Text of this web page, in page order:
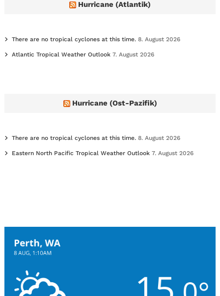
Hurricane (Atlantik)
There are no tropical cyclones at this time. 8. August 2026
Atlantic Tropical Weather Outlook 7. August 2026
Hurricane (Ost-Pazifik)
There are no tropical cyclones at this time. 8. August 2026
Eastern North Pacific Tropical Weather Outlook 7. August 2026